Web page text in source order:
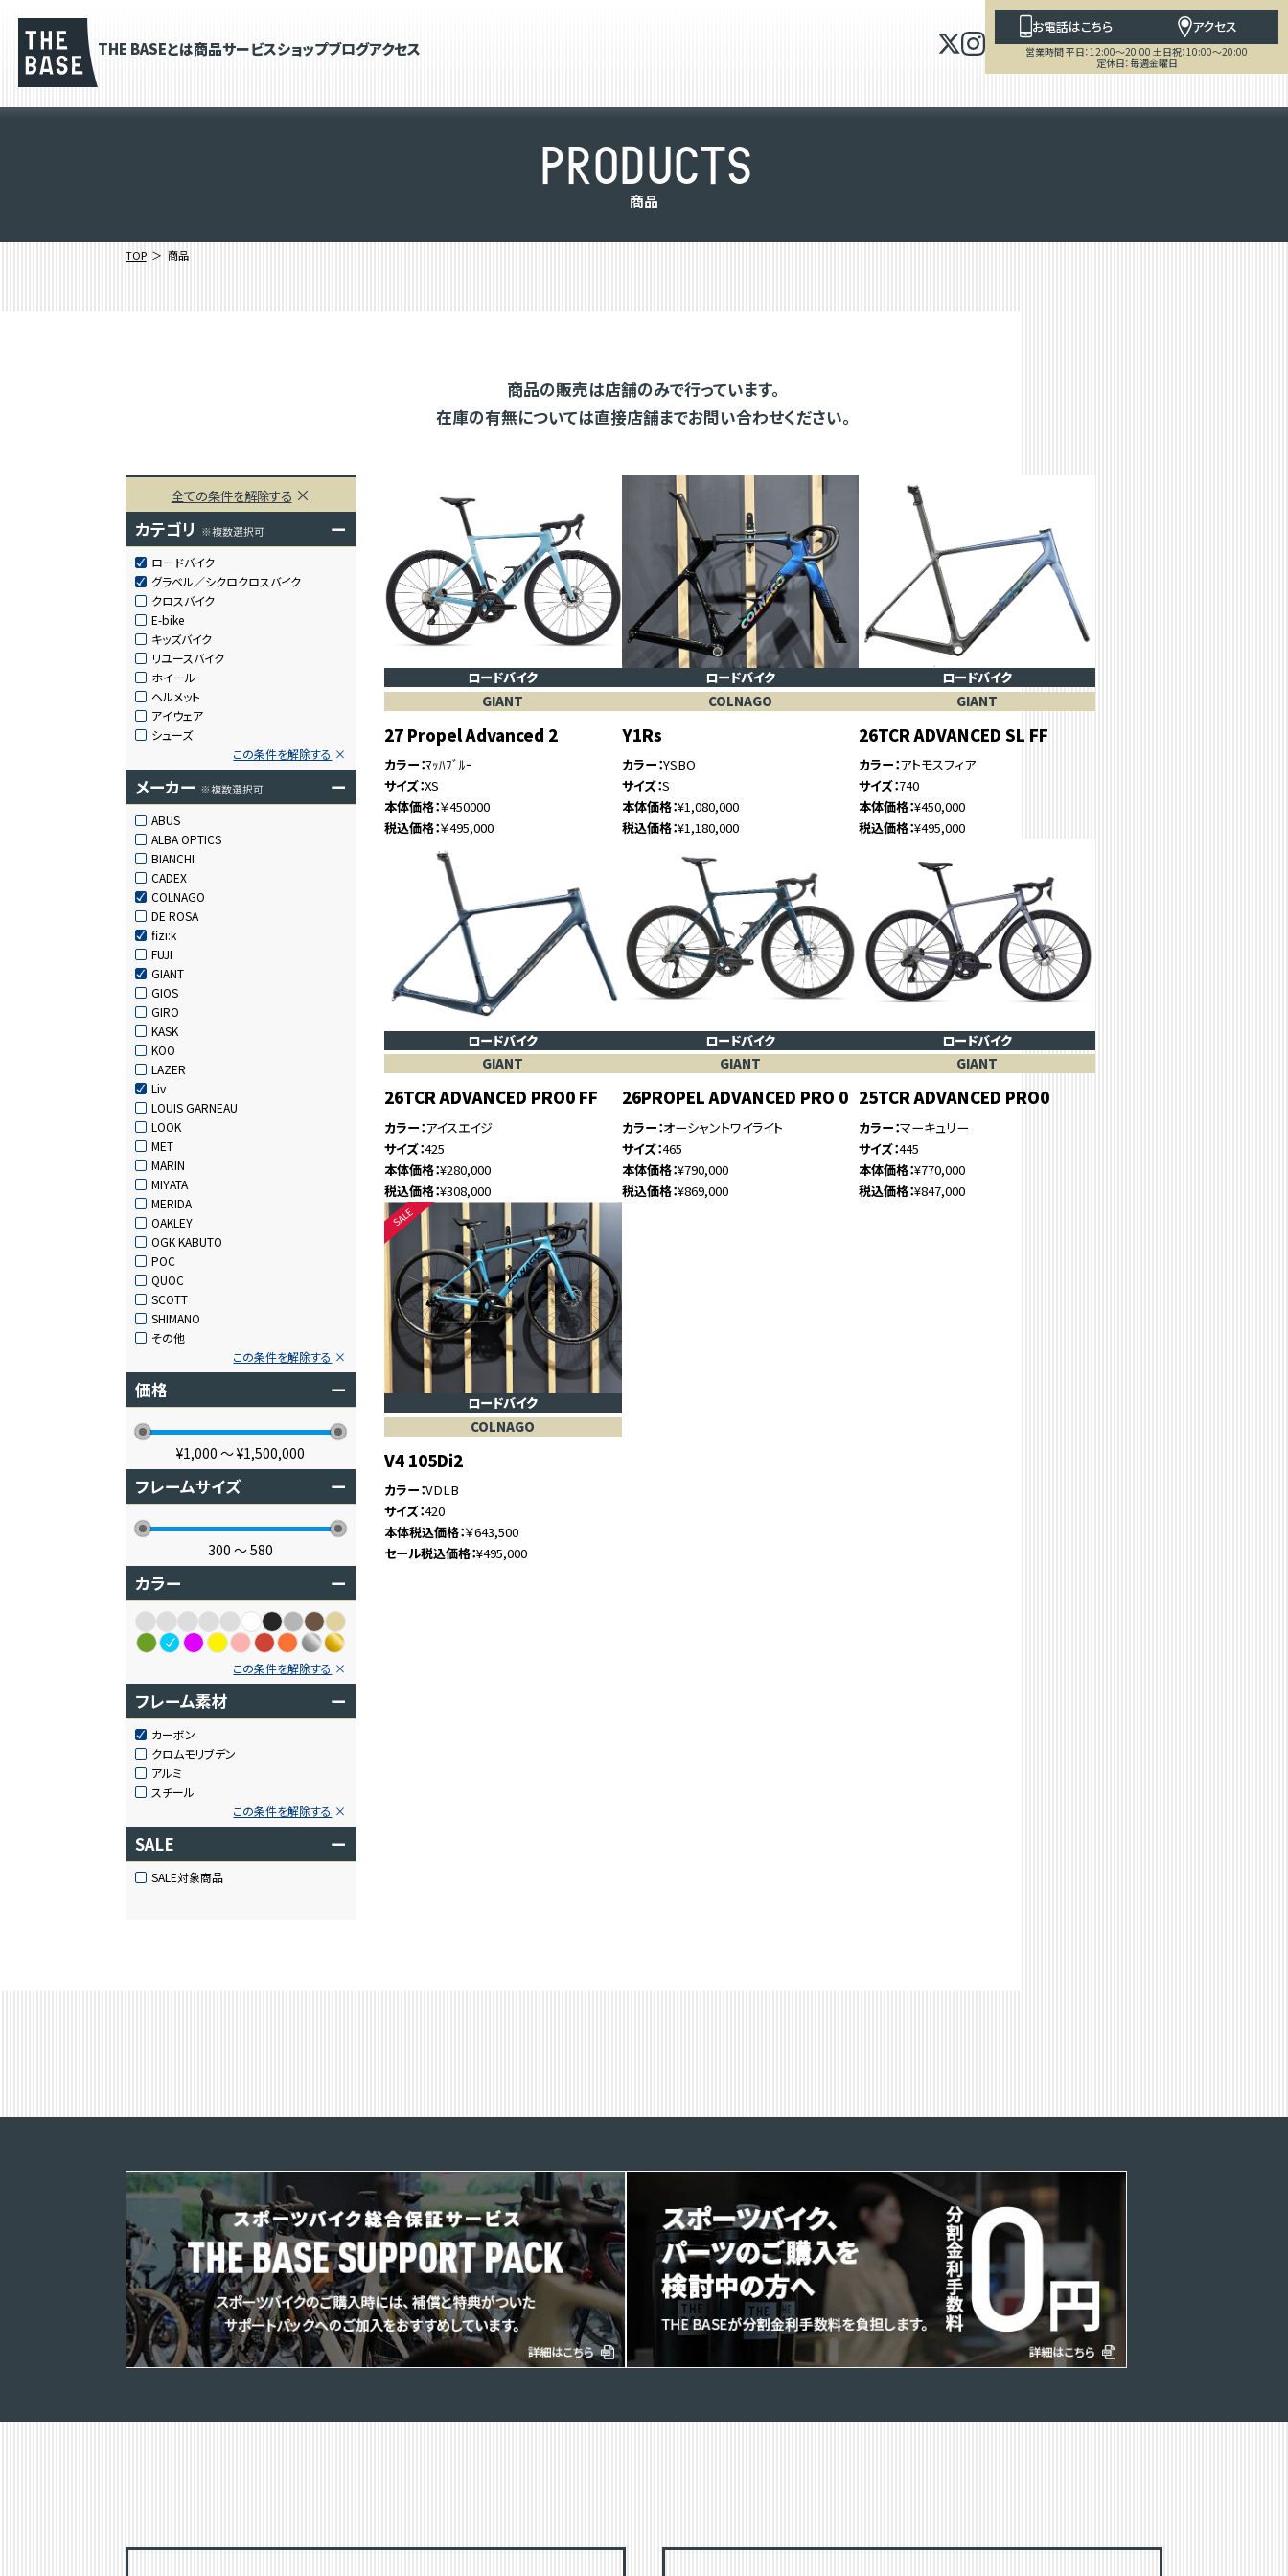
THE BASEとは商品サービスショップブログアクセス
お電話はこちら アクセス
営業時間 平日：12:00～20:00 土日祝：10:00～20:00
定休日：毎週金曜日
PRODUCTS
商品
TOP 商品
商品の販売は店舗のみで行っています。
在庫の有無については直接店舗までお問い合わせください。
全ての条件を解除する
カテゴリ ※複数選択可 ー
ロードバイク
グラベル／シクロクロスバイク
クロスバイク
E-bike
キッズバイク
リユースバイク
ホイール
ヘルメット
アイウェア
シューズ
この条件を解除する
メーカー ※複数選択可 ー
ABUS
ALBA OPTICS
BIANCHI
CADEX
COLNAGO
DE ROSA
fizi:k
FUJI
GIANT
GIOS
GIRO
KASK
KOO
LAZER
Liv
LOUIS GARNEAU
LOOK
MET
MARIN
MIYATA
MERIDA
OAKLEY
OGK KABUTO
POC
QUOC
SCOTT
SHIMANO
その他
この条件を解除する
価格 ー
¥1,000 〜¥1,500,000
フレームサイズ ー
300 〜580
カラー ー
この条件を解除する
フレーム素材 ー
カーボン
クロムモリブデン
アルミ
スチール
この条件を解除する
SALE ー
SALE対象商品
ロードバイク
GIANT
27 Propel Advanced 2
カラー ﾏｯﾊﾌﾞﾙｰ
サイズ XS
本体価格 ￥450000
税込価格 ￥495,000
ロードバイク
COLNAGO
Y1Rs
カラー YSBO
サイズ S
本体価格 ¥1,080,000
税込価格 ¥1,180,000
ロードバイク
GIANT
26TCR ADVANCED SL FF
カラー アトモスフィア
サイズ 740
本体価格 ¥450,000
税込価格 ¥495,000
ロードバイク
GIANT
26TCR ADVANCED PRO0 FF
カラー アイスエイジ
サイズ 425
本体価格 ¥280,000
税込価格 ¥308,000
ロードバイク
GIANT
26PROPEL ADVANCED PRO 0
カラー オーシャントワイライト
サイズ 465
本体価格 ¥790,000
税込価格 ¥869,000
ロードバイク
GIANT
25TCR ADVANCED PRO0
カラー マーキュリー
サイズ 445
本体価格 ¥770,000
税込価格 ¥847,000
ロードバイク
COLNAGO
V4 105Di2
カラー VDLB
サイズ 420
本体税込価格 ￥643,500
セール税込価格 ¥495,000